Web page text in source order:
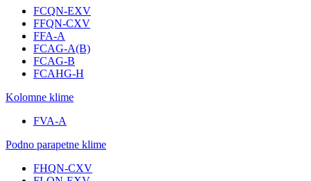
FCQN-EXV
FFQN-CXV
FFA-A
FCAG-A(B)
FCAG-B
FCAHG-H
Kolomne klime
FVA-A
Podno parapetne klime
FHQN-CXV